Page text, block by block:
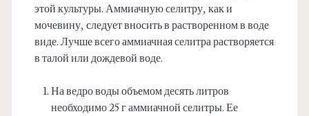
этой культуры. Аммиачную селитру, как и
мочевину, следует вносить в растворенном в воде
виде. Лучше всего аммиачная селитра растворяется
в талой или дождевой воде.
На ведро воды объемом десять литров
необходимо 25 г аммиачной селитры. Ее